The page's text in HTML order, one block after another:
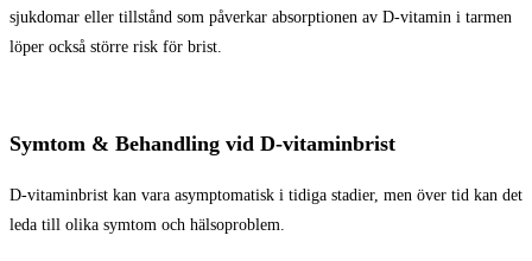
sjukdomar eller tillstånd som påverkar absorptionen av D-vitamin i tarmen
löper också större risk för brist.
Symtom & Behandling vid D-vitaminbrist
D-vitaminbrist kan vara asymptomatisk i tidiga stadier, men över tid kan det
leda till olika symtom och hälsoproblem.